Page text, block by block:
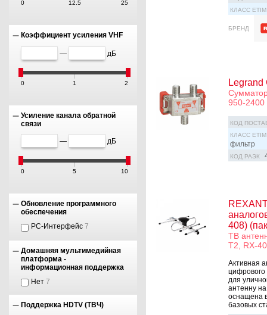
0 12.5 25
Коэффициент усиления VHF
— дБ
0 1 2
Усиление канала обратной
связи
— дБ
0 5 10
Обновление программного
обеспечения
PC-Интерфейс 7
Домашняя мультимедийная
платформа -
информационная поддержка
Нет 7
Поддержка HDTV (ТВЧ)
КЛАСС ETIM
БРЕНД
Legrand
950-2400
КОД
КЛАСС ETIM
фильтр
КОД РАЭК
408)
ТВ
T2, RX-
Активная
цифрового
для
антенну
оснащена
базовыx